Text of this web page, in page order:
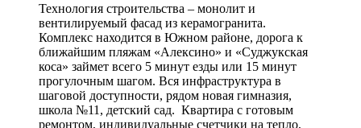
Технология строительства – монолит и
вентилируемый фасад из керамогранита.
Комплекс находится в Южном районе, дорога к
ближайшим пляжам «Алексино» и «Суджукская
коса» займет всего 5 минут езды или 15 минут
прогулочным шагом. Вся инфраструктура в
шаговой доступности, рядом новая гимназия,
школа №11, детский сад. Квартира с готовым
ремонтом, индивидуальные счетчики на тепло,